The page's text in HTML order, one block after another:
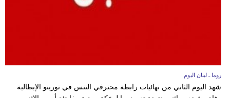
روما ـ لبنان اليوم
شهد اليوم الثاني من نهائيات رابطة محترفي التنس في تورينو الإيطالية